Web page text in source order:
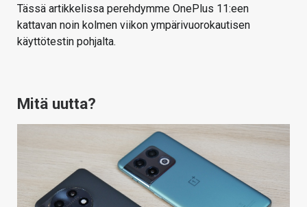
Tässä artikkelissa perehdymme OnePlus 11:een
kattavan noin kolmen viikon ympärivuorokautisen
käyttötestin pohjalta.
Mitä uutta?